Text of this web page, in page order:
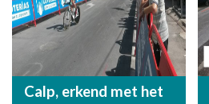
Calp, erkend met het